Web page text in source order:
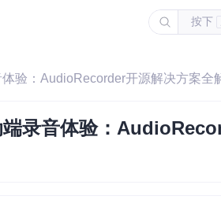
按下
验：AudioRecorder开源解决方案全
录音体验：